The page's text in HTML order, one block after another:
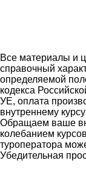
Все материалы и
справочный
определяемой
кодекса
УЕ, оплата
внутреннему
Обращаем ваше
колебанием
туроператора
Убедительная